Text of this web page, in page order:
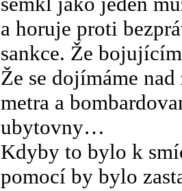
a horuje proti
sankce. Že
Že se dojímáme
metra a
ubytovny…
Kdyby to bylo k
pomocí by bylo